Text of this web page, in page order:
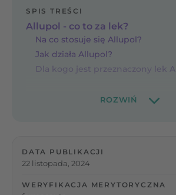
SPIS TREŚCI
Allupol - co to za lek?
Na co stosuje się Allupol?
Jak działa Allupol?
Dla kogo jest przeznaczony lek
DATA PUBLIKACJI
22 listopada, 2024
WERYFIKACJA MERYTORYCZNA